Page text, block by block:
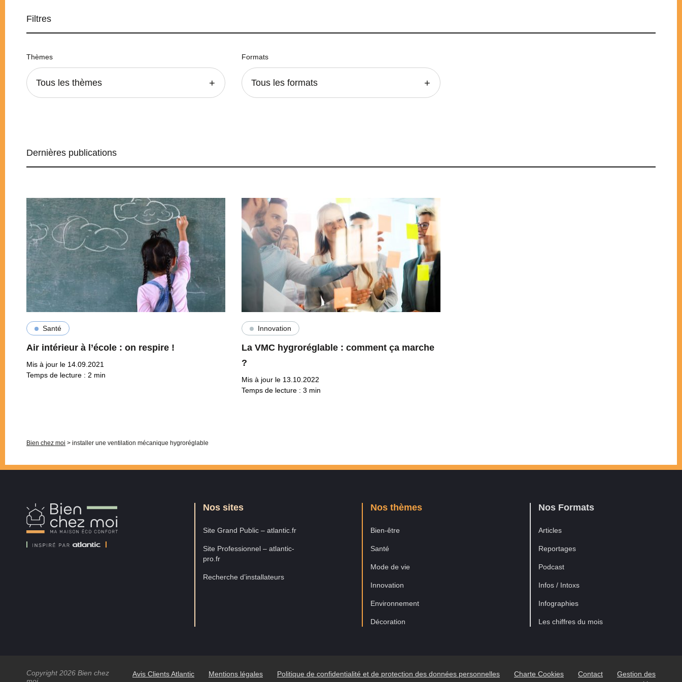
Filtres
Thèmes
Tous les thèmes
Formats
Tous les formats
Dernières publications
Santé
Air intérieur à l’école : on respire !
Mis à jour le 14.09.2021
Temps de lecture : 2 min
Innovation
La VMC hygroréglable : comment ça marche
?
Mis à jour le 13.10.2022
Temps de lecture : 3 min
Bien chez moi > installer une ventilation mécanique hygroréglable
Chez
Nos sites
Site Grand Public – atlantic.fr
Site Professionnel – atlantic-
pro.fr
Recherche d’installateurs
Nos thèmes
Bien-être
Santé
Mode de vie
Innovation
Environnement
Décoration
Nos Formats
Articles
Reportages
Podcast
Infos / Intoxs
Infographies
Les chiffres du mois
Copyright 2026 Bien chez
Avis Clients Atlantic Mentions légales Politique de confidentialité et de protection des données personnelles Charte Cookies Contact
Gestion des